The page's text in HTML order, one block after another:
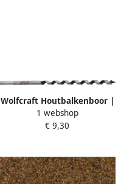
Wolfcraft Houtbalkenboor |
Standard | Ø10 x 250mm |
1 stuk 7660010
1 webshop
€ 9,30